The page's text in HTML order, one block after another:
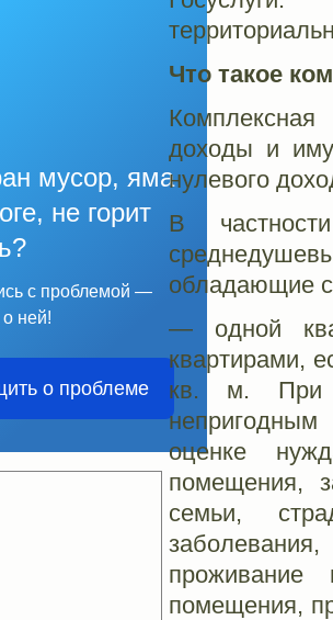
мусор, яма
не горит
с проблемой —
ней!
о проблеме
Что такое
доходы и
нулевого
В
обладающие
— одной
квартирами,
кв. м. При
оценке
помещения,
семьи,
помещения,